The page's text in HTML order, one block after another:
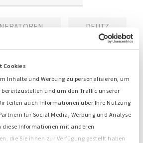
Cookies
Inhalte und Werbung zu personalisieren, um
und um den Traffic unserer
teilen auch Informationen über Ihre Nutzung
für Social Media, Werbung und Analyse
diese Informationen mit anderen
die Sie ihnen zur Verfügung gestellt haben
DEUTZ
kaufen: direkt bei
Sales-